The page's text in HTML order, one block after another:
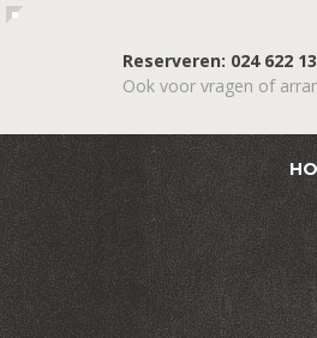
Reserveren: 024 622
Ook voor vragen of